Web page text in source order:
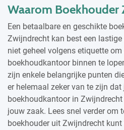
Waarom Boekhouder
Een betaalbare en geschikte
Zwijndrecht kan best een
niet geheel volgens etiquette
boekhoudkantoor binnen te
zijn enkele belangrijke punten
er helemaal zeker van te zijn
boekhoudkantoor in
jouw zaak. Lees snel verder om
boekhouder uit Zwijndrecht kunt